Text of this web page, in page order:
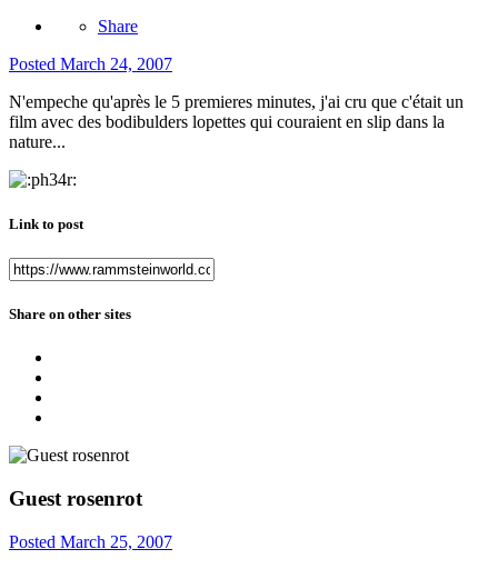
Share
Posted March 24, 2007
N'empeche qu'après le 5 premieres minutes, j'ai cru que c'était un
film avec des bodibulders lopettes qui couraient en slip dans la
nature...
Link to post
Share on other sites
Guest rosenrot
Posted March 25, 2007